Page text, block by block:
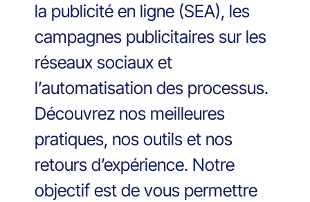
la publicité en ligne (SEA), les
campagnes publicitaires sur les
réseaux sociaux et
l’automatisation des processus.
Découvrez nos meilleures
pratiques, nos outils et nos
retours d’expérience. Notre
objectif est de vous permettre